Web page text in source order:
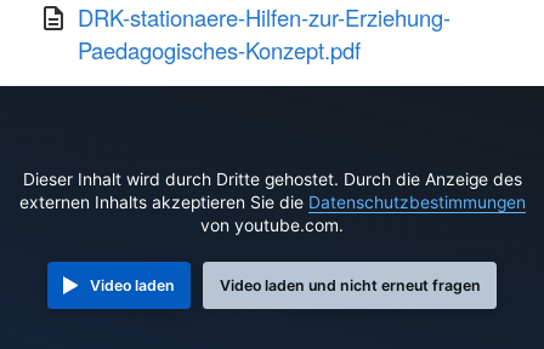
DRK-stationaere-Hilfen-zur-Erziehung-
Paedagogisches-Konzept.pdf
Dieser Inhalt wird durch Dritte gehostet. Durch die Anzeige des
externen Inhalts akzeptieren Sie die Datenschutzbestimmungen
von youtube.com.
Video laden Video laden und nicht erneut fragen